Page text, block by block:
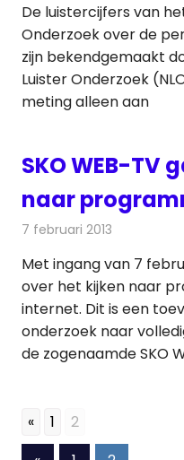
De luistercijfers van
Onderzoek over de
zijn bekendgemaakt
Luister Onderzoek
meting alleen aan
SKO WEB-TV
naar
7 februari 2013
Met ingang van 7
over het kijken naar
internet. Dit is een
onderzoek naar
de zogenaamde SKO
« 1 2